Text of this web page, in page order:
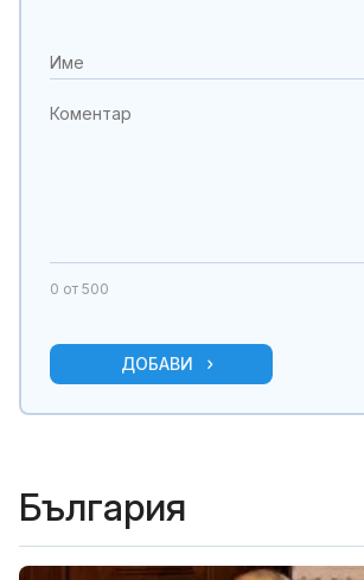
0 от 500
ДОБАВИ
България